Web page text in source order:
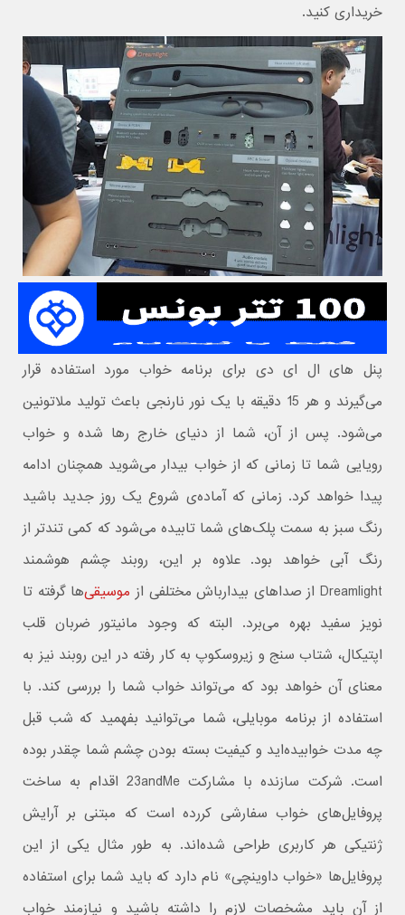
خریداری کنید.
پنل های ال ای دی برای برنامه خواب مورد استفاده قرار
می‌گیرند و هر 15 دقیقه با یک نور نارنجی باعث تولید ملاتونین
می‌شود. پس از آن، شما از دنیای خارج رها شده و خواب
رویایی شما تا زمانی که از خواب بیدار می‌شوید همچنان ادامه
پیدا خواهد کرد. زمانی که آماده‌ی شروع یک روز جدید باشید
رنگ سبز به سمت پلک‌های شما تابیده می‌شود که کمی تندتر از
رنگ آبی خواهد بود. علاوه بر این، روبند چشم هوشمند
Dreamlight از صداهای بیدارباش مختلفی از
موسیقی‌ها گرفته تا
نویز سفید بهره می‌برد. البته که وجود مانیتور ضربان قلب
اپتیکال،‌ شتاب سنج و زیروسکوپ به کار رفته در این روبند نیز به
معنای آن خواهد بود که می‌تواند خواب شما را بررسی کند. با
استفاده از برنامه موبایلی، شما می‌توانید بفهمید که شب قبل
چه مدت خوابیده‌اید و کیفیت بسته بودن چشم شما چقدر بوده
است. شرکت سازنده با مشارکت 23andMe اقدام به ساخت
پروفایل‌های خواب سفارشی کررده است که مبتنی بر آرایش
ژنتیکی هر کاربری طراحی شده‌اند. به طور مثال یکی از این
پروفایل‌ها «خواب داوینچی» نام دارد که باید شما برای استفاده
از آن باید مشخصات لازم را داشته باشید و نیازمند خواب